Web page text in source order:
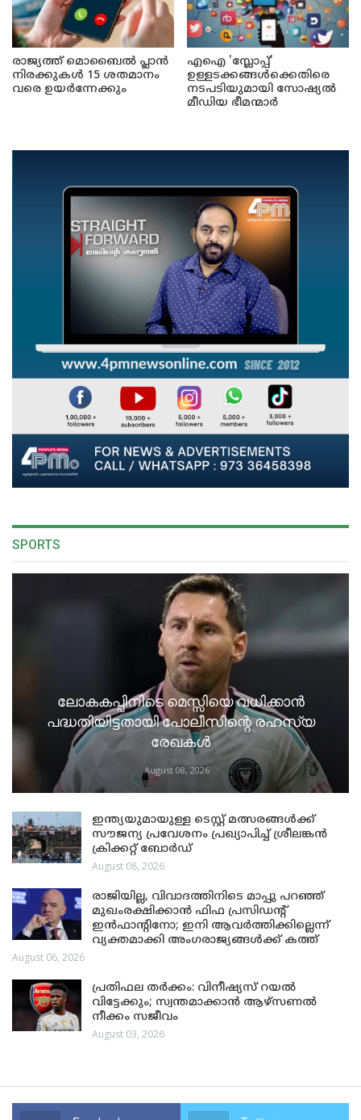
രാജ്യത്ത് മൊബൈൽ പ്ലാൻ
നിരക്കുകൾ 15 ശതമാനം
വരെ ഉയർന്നേക്കും
എഐ 'സ്ലോപ്പ്'
ഉള്ളടക്കങ്ങൾക്കെതിരെ
നടപടിയുമായി സോഷ്യൽ
മീഡിയ ഭീമന്മാർ
SPORTS
ലോകകപ്പിനിടെ മെസ്സിയെ വധിക്കാൻ
പദ്ധതിയിട്ടതായി പോലീസിന്റെ രഹസ്യ
രേഖകൾ
August 08, 2026
ഇന്ത്യയുമായുള്ള ടെസ്റ്റ് മത്സരങ്ങൾക്ക്
സൗജന്യ പ്രവേശനം പ്രഖ്യാപിച്ച് ശ്രീലങ്കൻ
ക്രിക്കറ്റ് ബോർഡ്
August 08, 2026
രാജിയില്ല, വിവാദത്തിനിടെ മാപ്പു പറഞ്ഞ്
മുഖംരക്ഷിക്കാൻ ഫിഫ പ്രസിഡന്റ്
ഇൻഫാന്റിനോ; ഇനി ആവർത്തിക്കില്ലെന്ന്
വ്യക്തമാക്കി അംഗരാജ്യങ്ങൾക്ക് കത്ത്
August 06, 2026
പ്രതിഫല തർക്കം: വിനീഷ്യസ് റയൽ
വിട്ടേക്കും; സ്വന്തമാക്കാൻ ആഴ്സണൽ
നീക്കം സജീവം
August 03, 2026